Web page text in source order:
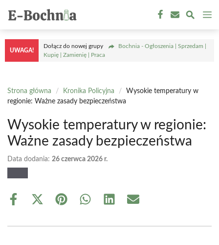
treści
UWAGA!
Dołącz do nowej grupy
Bochnia - Ogłoszenia | Sprzedam |
Kupię | Zamienię | Praca
Strona główna / Kronika Policyjna /
Wysokie temperatury w
regionie: Ważne zasady bezpieczeństwa
Wysokie temperatury w regionie:
Ważne zasady bezpieczeństwa
Data dodania: 26 czerwca 2026 r.
Share
Share
(Twitter)
Share Share Share Share